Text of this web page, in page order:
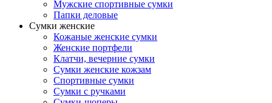
Мужские спортивные сумки
Папки деловые
Сумки женские
Кожаные женские сумки
Женские портфели
Клатчи, вечерние сумки
Сумки женские кожзам
Спортивные сумки
Сумки с ручками